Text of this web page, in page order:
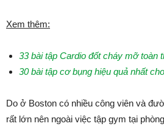
Xem thêm:
33 bài tập Cardio đốt cháy mỡ toàn
30 bài tập cơ bụng hiệu quả nhất
Do ở Boston có nhiều công viên và
rất lớn nên ngoài việc tập gym tại